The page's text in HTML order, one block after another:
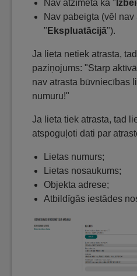
Nav atzīmēta kā "
Nav pabeigta (vēl nav
" Ekspluatācijā").
Ja lieta netiek atrasta,
paziņojums: "Starp
nav atrasta būvniecības
numuru!"
Ja lieta tiek atrasta, tad
atspoguļoti dati par
Lietas numurs;
Lietas nosaukums;
Objekta adrese;
Atbildīgās iestādes